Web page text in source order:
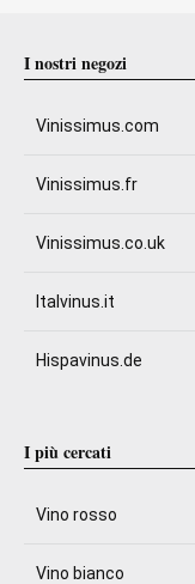
I nostri negozi
Vinissimus.com
Vinissimus.fr
Vinissimus.co.uk
Italvinus.it
Hispavinus.de
I più cercati
Vino rosso
Vino bianco